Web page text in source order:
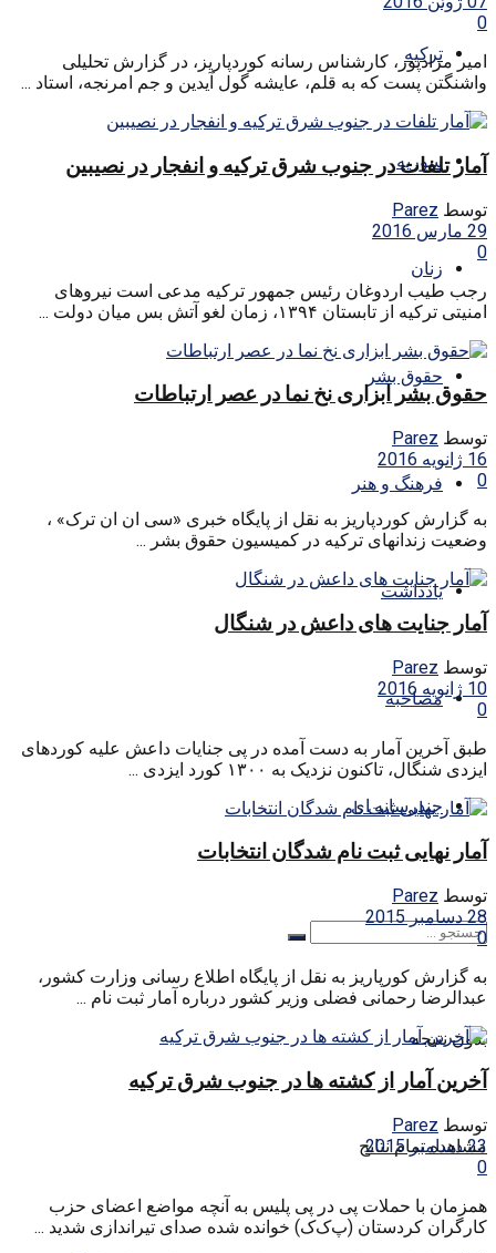
ترکیه
سوریه
زنان
حقوق بشر
فرهنگ و هنر
یادداشت
مصاحبه
چندرسانه ای
بدون نتیجه
مشاهده تمام نتایج
0
امیر مرادپور، کارشناس رسانه کوردپاریز، در گزارش تحلیلی
واشنگتن پست که به قلم، عایشه گول آیدین و جم امرنجه، استاد ...
آمار تلفات در جنوب شرق ترکیه و انفجار در نصیبین
توسط Parez
29 مارس 2016
0
رجب طیب اردوغان رئیس جمهور ترکیه مدعی است نیروهای
امنیتی ترکیه از تابستان ۱۳۹۴، زمان لغو آتش بس میان دولت ...
حقوق بشر ابزاری نخ نما در عصر ارتباطات
توسط Parez
16 ژانویه 2016
0
به گزارش کوردپاریز به نقل از پایگاه خبری «سی ان ان ترک» ،
وضعیت زندانهای ترکیه در کمیسیون حقوق بشر ...
آمار جنایت های داعش در شنگال
توسط Parez
10 ژانویه 2016
0
طبق آخرین آمار بە دست آمدە در پی جنایات داعش علیە کوردهای
ایزدی شنگال، تاکنون نزدیک به‌ ۱۳۰۰ کورد ایزدی ...
آمار نهایی ثبت نام شدگان انتخابات
توسط Parez
28 دسامبر 2015
0
به گزارش کورپاریز به نقل از پایگاه اطلاع رسانی وزارت کشور،
عبدالرضا رحمانی فضلی وزیر کشور درباره آمار ثبت نام ...
آخرین آمار از کشته ها در جنوب شرق ترکیه
توسط Parez
23 دسامبر 2015
0
همزمان با حملات پی در پی پلیس به آنچه مواضع اعضای حزب
کارگران کردستان (پ‌ک‌ک) خوانده شده صدای تیراندازی شدید ...